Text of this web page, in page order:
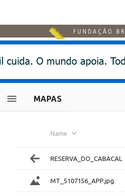
MAPAS
Name
RESERVA_DO_CABACAL
MT_5107156_APP.jpg